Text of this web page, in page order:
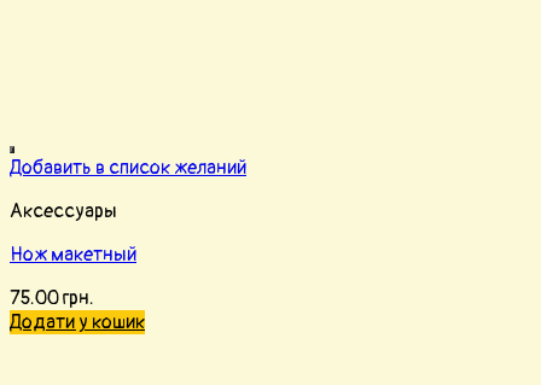
Добавить в список желаний
Аксессуары
Нож макетный
75.00грн.
Додати у кошик